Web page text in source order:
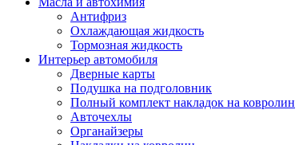
Антифриз
Охлаждающая жидкость
Тормозная жидкость
Интерьер автомобиля
Дверные карты
Подушка на подголовник
Полный комплект накладок на ковролин
Авточехлы
Органайзеры